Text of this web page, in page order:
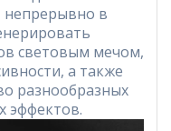
непрерывно в
световым мечом,
а также
разнообразных
эффектов.